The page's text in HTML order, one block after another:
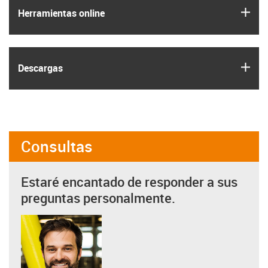
Herramientas online
Descargas
Consultas
Estaré encantado de responder a sus
preguntas personalmente.